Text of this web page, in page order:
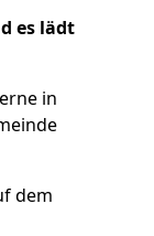
es lädt
in
dem